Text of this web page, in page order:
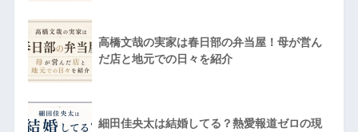
高橋文哉の実家は春日部の弁当屋！母が営ん
だ店と地元での日々を紹介
細田佳央太は結婚してる？熱愛報道ゼロの現